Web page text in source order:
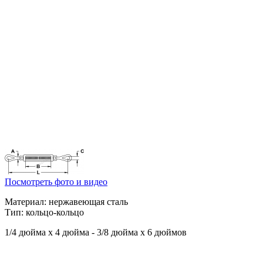
Посмотреть фото и видео
Материал: нержавеющая сталь
Тип: кольцо-кольцо
1/4 дюйма x 4 дюйма - 3/8 дюйма x 6 дюймов